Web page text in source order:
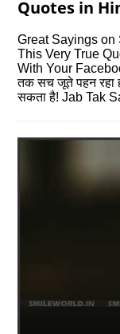
Quotes in
Great Sayings on
This Very True
With Your
तक सच जूते पहन रहा
सकता है! Jab Tak